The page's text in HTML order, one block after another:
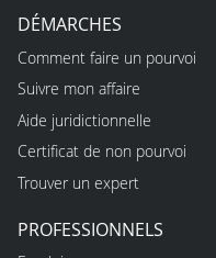
DÉMARCHES
Comment faire un pourvoi
Suivre mon affaire
Aide juridictionnelle
Certificat de non pourvoi
Trouver un expert
PROFESSIONNELS